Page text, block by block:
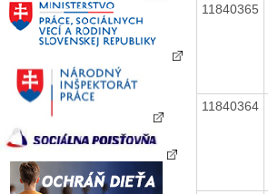
11840365
11840364